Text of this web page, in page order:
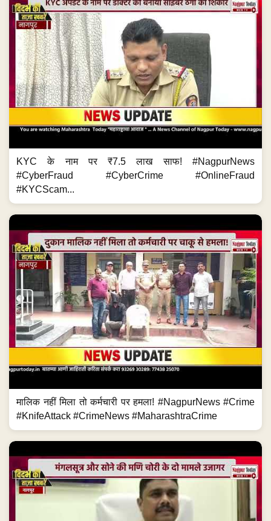
KYC के नाम पर ₹7.5 लाख साफ! #NagpurNews
#CyberFraud #CyberCrime #OnlineFraud
#KYCScam...
मालिक नहीं मिला तो कर्मचारी पर हमला! #NagpurNews #Crime
#KnifeAttack #CrimeNews #MaharashtraCrime